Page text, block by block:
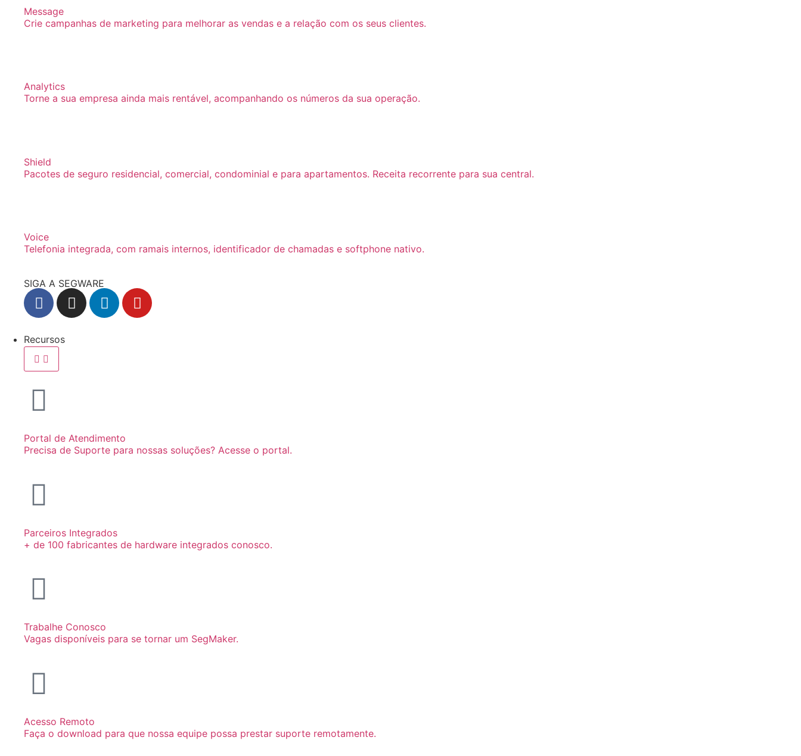
Message
Crie campanhas de marketing para melhorar as vendas e a relação com os seus clientes.
Analytics
Torne a sua empresa ainda mais rentável, acompanhando os números da sua operação.
Shield
Pacotes de seguro residencial, comercial, condominial e para apartamentos. Receita recorrente para sua central.
Voice
Telefonia integrada, com ramais internos, identificador de chamadas e softphone nativo.
SIGA A SEGWARE
Recursos
Portal de Atendimento
Precisa de Suporte para nossas soluções? Acesse o portal.
Parceiros Integrados
+ de 100 fabricantes de hardware integrados conosco.
Trabalhe Conosco
Vagas disponíveis para se tornar um SegMaker.
Acesso Remoto
Faça o download para que nossa equipe possa prestar suporte remotamente.